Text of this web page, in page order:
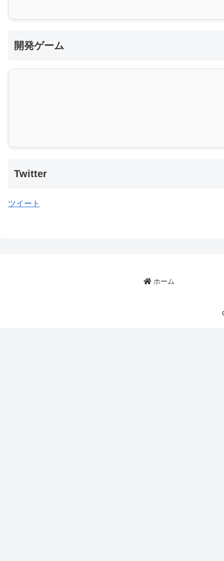
開発ゲーム
Twitter
ツイート
ホーム